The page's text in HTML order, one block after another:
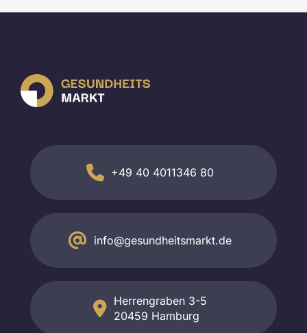
+49 40 4011346 80
info@gesundheitsmarkt.de
Herrengraben 3-5
20459 Hamburg